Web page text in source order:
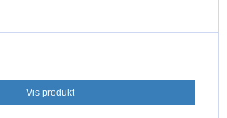
Vis produkt